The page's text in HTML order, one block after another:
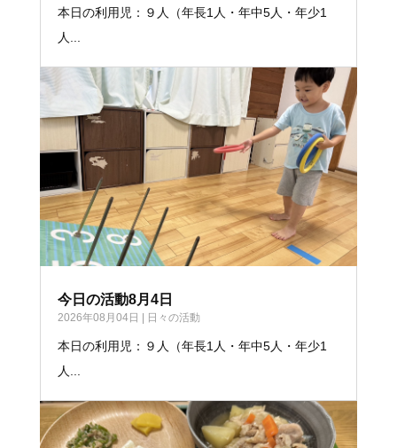
本日の利用児：９人（年長1人・年中5人・年少1
人...
今日の活動8月4日
2026年08月04日 日々の活動
本日の利用児：９人（年長1人・年中5人・年少1
人...